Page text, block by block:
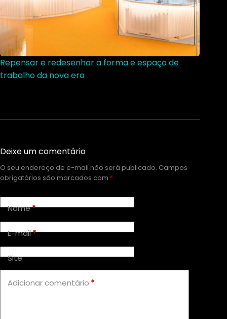
Repensar e redesenhar a forma e espaço de
trabalho da nova era
Deixe um comentário
O seu endereço de e-mail não será publicado. Campos
obrigatórios são marcados com *
Nome*
E-mail*
Site
Adicionar comentário *